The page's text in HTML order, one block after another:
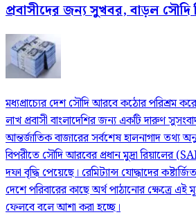
প্রবাসীদের জন্য সুখবর, বাড়ল সৌদি
মধ্যপ্রাচ্যের দেশ সৌদি আরবে কঠোর পরিশ্রম করে
লাখ প্রবাসী বাংলাদেশির জন্য একটি দারুণ
আন্তর্জাতিক বাজারের সর্বশেষ হালনাগাদ তথ্য
বিপরীতে সৌদি আরবের প্রধান মুদ্রা রিয়ালের
দফা বৃদ্ধি পেয়েছে। রেমিট্যান্স যোদ্ধাদের
দেশে পরিবারের কাছে অর্থ পাঠানোর ক্ষেত্রে এই
ফেলবে বলে আশা করা হচ্ছে।